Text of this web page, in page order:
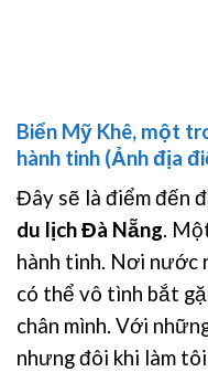
Biển Mỹ Khê, một
hành tinh (Ảnh địa
Đây sẽ là điểm đến
du lịch Đà Nẵng.
hành tinh. Nơi nước
có thể vô tình bắt
chân mình. Với
nhưng đôi khi làm